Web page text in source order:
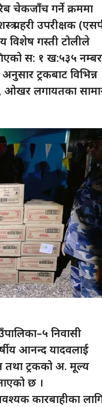
चेकजाँच गर्ने क्रममा
प्रहरी उपरीक्षक
विशेष गस्ती टोलीले
स: १ ख:५३५
ट्रकबाट विभिन्न
ओखर लगायतका
निवासी
आनन्द यादवलाई
तथा ट्रकको अ. मूल्य
छ ।
कारबाहीका